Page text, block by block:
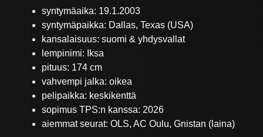
syntymäaika: 19.1.2003
syntymäpaikka: Dallas, Texas (USA)
kansalaisuus: suomi & yhdysvallat
lempinimi: Iksa
pituus: 174 cm
vahvempi jalka: oikea
pelipaikka: keskikenttä
sopimus TPS:n kanssa: 2026
aiemmat seurat: OLS, AC Oulu, Gnistan (laina)